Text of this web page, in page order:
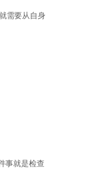
需要从自身
事就是检查